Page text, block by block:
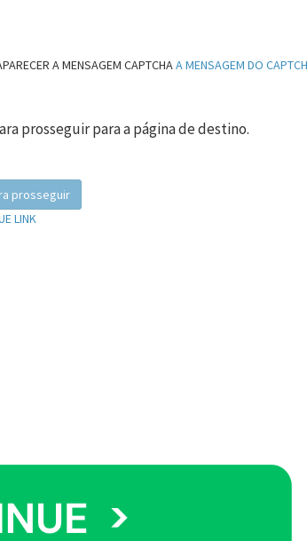
A MENSAGEM CAPTCHAA MENSAGEM DO
prosseguir para a página de destino.
prosseguir
LINK